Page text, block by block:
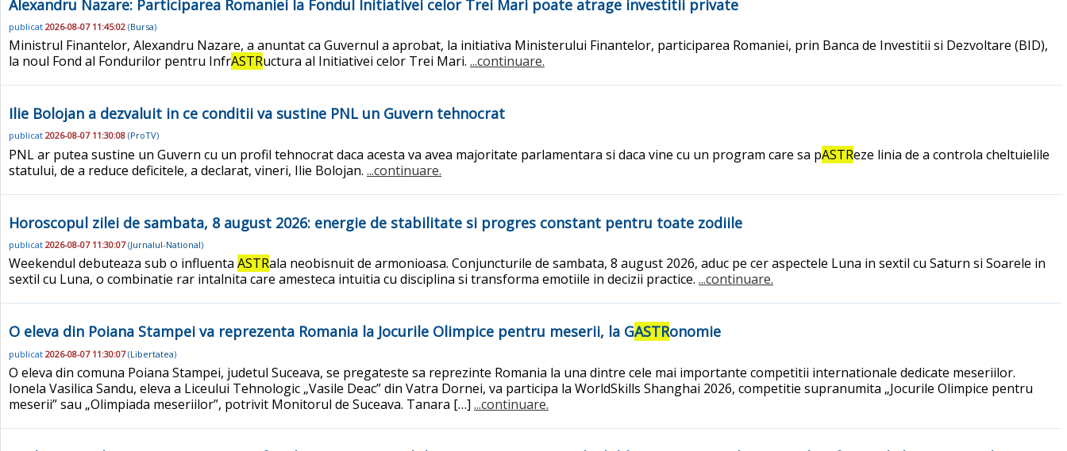
Alexandru Nazare: Participarea Romaniei la Fondul Initiativei celor Trei Mari poate atrage investitii private
publicat 2026-08-07 11:45:02 (Bursa)
Ministrul Finantelor, Alexandru Nazare, a anuntat ca Guvernul a aprobat, la initiativa Ministerului Finantelor, participarea Romaniei, prin Banca de Investitii si Dezvoltare (BID),
la noul Fond al Fondurilor pentru InfrASTRuctura al Initiativei celor Trei Mari. ...continuare.
Ilie Bolojan a dezvaluit in ce conditii va sustine PNL un Guvern tehnocrat
publicat 2026-08-07 11:30:08 (ProTV)
PNL ar putea sustine un Guvern cu un profil tehnocrat daca acesta va avea majoritate parlamentara si daca vine cu un program care sa pASTReze linia de a controla cheltuielile
statului, de a reduce deficitele, a declarat, vineri, Ilie Bolojan. ...continuare.
Horoscopul zilei de sambata, 8 august 2026: energie de stabilitate si progres constant pentru toate zodiile
publicat 2026-08-07 11:30:07(Jurnalul-National)
Weekendul debuteaza sub o influenta ASTRala neobisnuit de armonioasa. Conjuncturile de sambata, 8 august 2026, aduc pe cer aspectele Luna in sextil cu Saturn si Soarele in
sextil cu Luna, o combinatie rar intalnita care amesteca intuitia cu disciplina si transforma emotiile in decizii practice. ...continuare.
O eleva din Poiana Stampei va reprezenta Romania la Jocurile Olimpice pentru meserii, la GASTRonomie
publicat 2026-08-07 11:30:07(Libertatea)
O eleva din comuna Poiana Stampei, judetul Suceava, se pregateste sa reprezinte Romania la una dintre cele mai importante competitii internationale dedicate meseriilor.
Ionela Vasilica Sandu, eleva a Liceului Tehnologic „Vasile Deac” din Vatra Dornei, va participa la WorldSkills Shanghai 2026, competitie supranumita „Jocurile Olimpice pentru
meserii” sau „Olimpiada meseriilor”, potrivit Monitorul de Suceava. Tanara […] ...continuare.